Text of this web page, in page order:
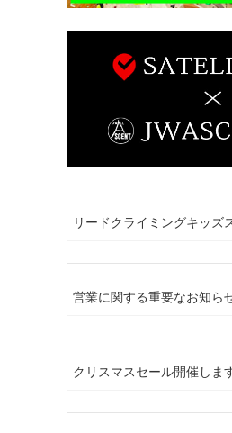
リードクライミングキッズ
営業に関する重要なお知ら
クリスマスセール開催しま